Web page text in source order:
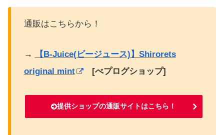
通販はこちらから！
→
【B-Juice(ビージュース)】Shirorets
original mint
[べプログショップ]
提供ショップの通販サイトはこちら！